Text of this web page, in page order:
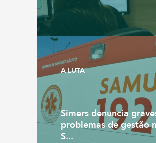
A LUTA
Simers denuncia
problemas de gestão
S...